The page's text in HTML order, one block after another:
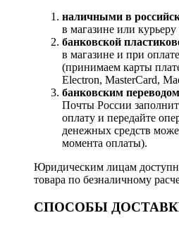
наличными в
в магазине или курьеру
банковской
в магазине и при
(принимаем карты
Electron, MasterCard,
банковским переводом
Почты России
оплату и передайте
денежных средств
момента оплаты).
Юридическим лицам
товара по безналичному
СПОСОБЫ